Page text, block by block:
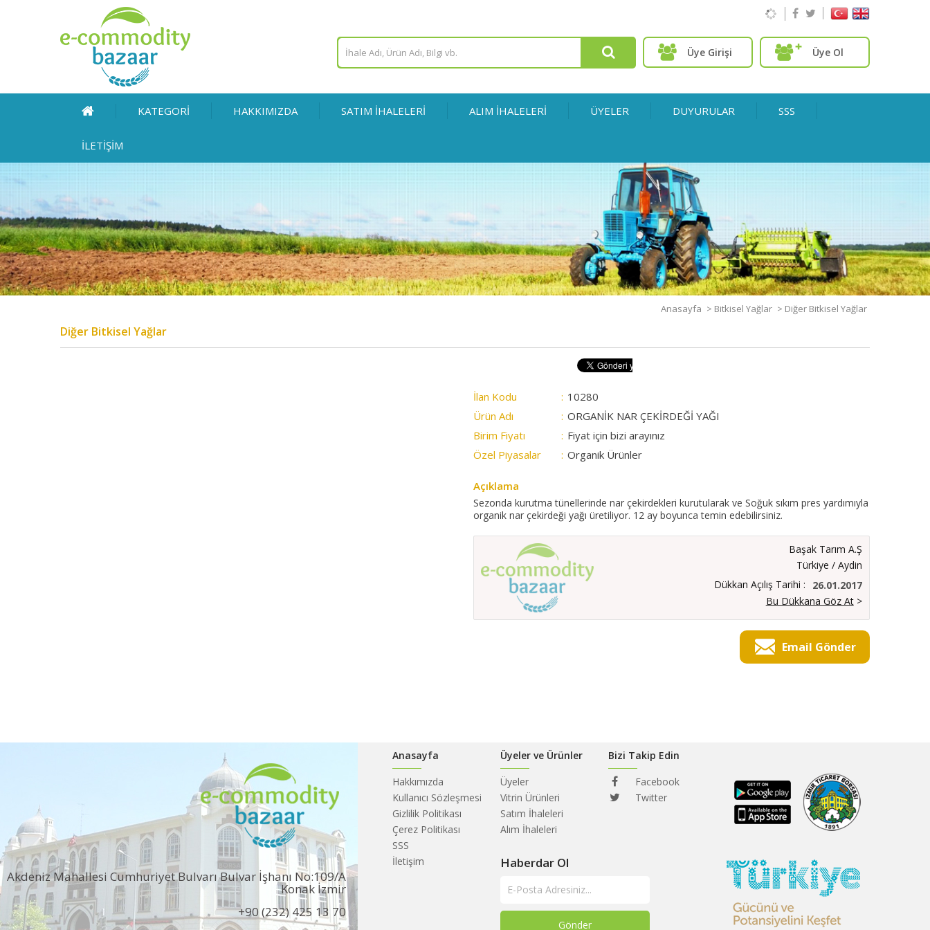
Üye Girişi Üye Ol
KATEGORİ HAKKIMIZDA SATIM İHALELERİ ALIM İHALELERİ ÜYELER DUYURULAR SSS
İLETİŞİM
Anasayfa > Bitkisel Yağlar > Diğer Bitkisel Yağlar
Diğer Bitkisel Yağlar
İlan Kodu : 10280
Ürün Adı
: ORGANİK NAR ÇEKİRDEĞİ YAĞI
Birim Fiyatı
: Fiyat için bizi arayınız
Özel Piyasalar
: Organik Ürünler
Açıklama
Sezonda kurutma tünellerinde nar çekirdekleri kurutularak ve Soğuk sıkım pres yardımıyla
organik nar çekirdeği yağı üretiliyor. 12 ay boyunca temin edebilirsiniz.
Başak Tarım A.Ş
Türkiye / Aydin
Dükkan Açılış Tarihi :
26.01.2017
Bu Dükkana Göz At>
Email Gönder
Akdeniz Mahallesi Cumhuriyet Bulvarı Bulvar İşhanı No:109/A
Konak İzmir
+90 (232) 425 13 70
Anasayfa
Hakkımızda
Kullanıcı Sözleşmesi
Gizlilik Politikası
Çerez Politikası
SSS
İletişim
Üyeler ve Ürünler
Üyeler
Vitrin Ürünleri
Satım İhaleleri
Alım İhaleleri
Bizi Takip Edin
Facebook
Twitter
Haberdar Ol